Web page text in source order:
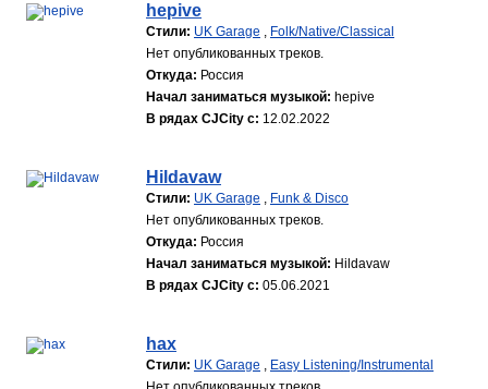
hepive
Стили: UK Garage , Folk/Native/Classical
Нет опубликованных треков.
Откуда: Россия
Начал заниматься музыкой: hepive
В рядах CJCity с: 12.02.2022
Hildavaw
Стили: UK Garage , Funk & Disco
Нет опубликованных треков.
Откуда: Россия
Начал заниматься музыкой: Hildavaw
В рядах CJCity с: 05.06.2021
hax
Стили: UK Garage , Easy Listening/Instrumental